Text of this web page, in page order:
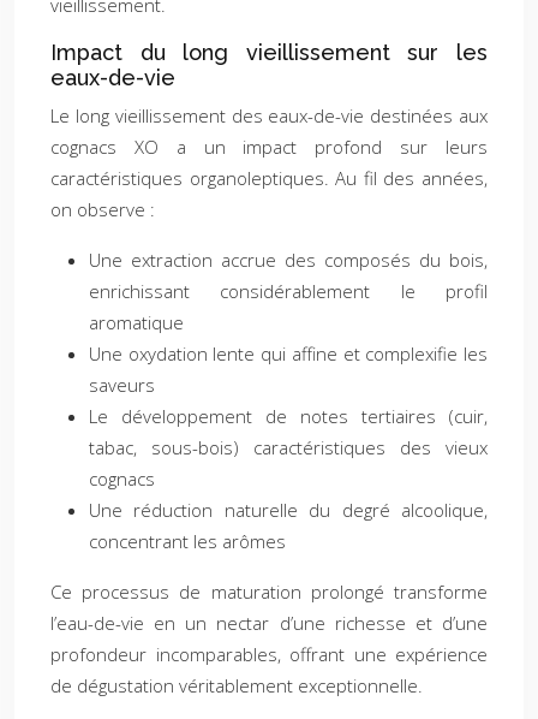
vieillissement.
Impact du long vieillissement sur les
eaux-de-vie
Le long vieillissement des eaux-de-vie destinées aux
cognacs XO a un impact profond sur leurs
caractéristiques organoleptiques. Au fil des années,
on observe :
Une extraction accrue des composés du bois,
enrichissant considérablement le profil
aromatique
Une oxydation lente qui affine et complexifie les
saveurs
Le développement de notes tertiaires (cuir,
tabac, sous-bois) caractéristiques des vieux
cognacs
Une réduction naturelle du degré alcoolique,
concentrant les arômes
Ce processus de maturation prolongé transforme
l’eau-de-vie en un nectar d’une richesse et d’une
profondeur incomparables, offrant une expérience
de dégustation véritablement exceptionnelle.